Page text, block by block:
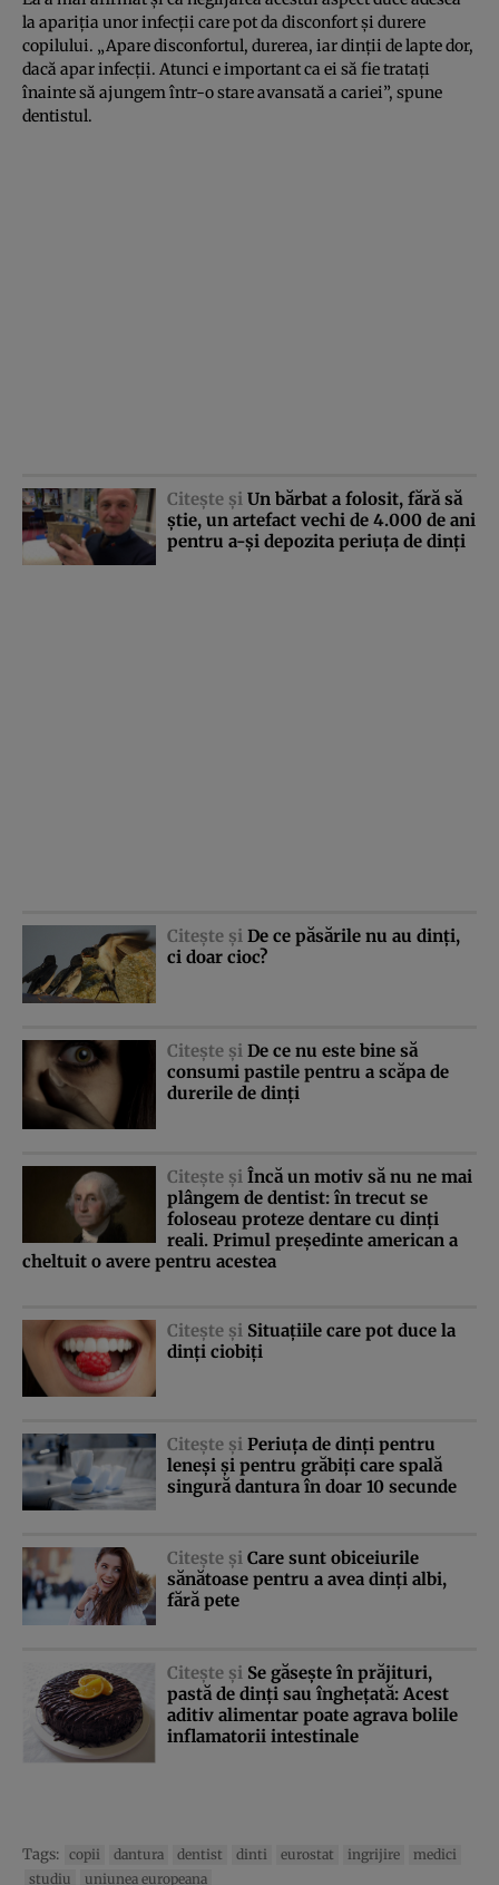
la apariţia unor infecţii care pot da disconfort şi durere
copilului. „Apare disconfortul, durerea, iar dinţii de lapte dor,
dacă apar infecţii. Atunci e important ca ei să fie trataţi
înainte să ajungem într-o stare avansată a cariei”, spune
dentistul.
Citeşte şi Un bărbat a folosit, fără să
ştie, un artefact vechi de 4.000 de ani
pentru a-şi depozita periuţa de dinţi
Citeşte şi De ce păsările nu au dinţi,
ci doar cioc?
Citeşte şi De ce nu este bine să
consumi pastile pentru a scăpa de
durerile de dinţi
Citeşte şi Încă un motiv să nu ne mai
plângem de dentist: în trecut se
foloseau proteze dentare cu dinţi
reali. Primul preşedinte american a
cheltuit o avere pentru acestea
Citeşte şi Situaţiile care pot duce la
dinţi ciobiţi
Citeşte şi Periuţa de dinţi pentru
leneşi şi pentru grăbiţi care spală
singură dantura în doar 10 secunde
Citeşte şi Care sunt obiceiurile
sănătoase pentru a avea dinţi albi,
fără pete
Citeşte şi Se găseşte în prăjituri,
pastă de dinţi sau îngheţată: Acest
aditiv alimentar poate agrava bolile
inflamatorii intestinale
Tags: copii dantura dentist dinti eurostat ingrijire
medici
studiu
uniunea europeana